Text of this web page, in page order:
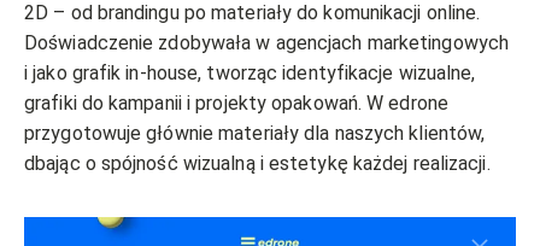
2D – od brandingu po materiały do komunikacji online.
Doświadczenie zdobywała w agencjach marketingowych
i jako grafik in-house, tworząc identyfikacje wizualne,
grafiki do kampanii i projekty opakowań. W edrone
przygotowuje głównie materiały dla naszych klientów,
dbając o spójność wizualną i estetykę każdej realizacji.